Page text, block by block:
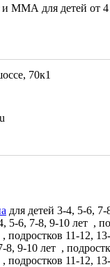
ММА для детей от 4
70к1
для детей 3-4, 5-6, 7-
5-6, 7-8, 9-10 лет ,
, подростков 11-12,
8, 9-10 лет ,
, подростков 11-12,